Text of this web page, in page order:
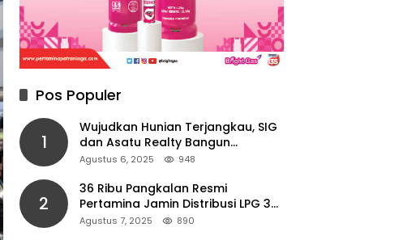
Pos Populer
1
Wujudkan Hunian Terjangkau, SIG
dan Asatu Realty Bangun
Perumahan di Cianjur
Agustus 6, 2025 948
2
36 Ribu Pangkalan Resmi
Pertamina Jamin Distribusi LPG 3
Kg Aman di Jawa Timur
Agustus 7, 2025 890